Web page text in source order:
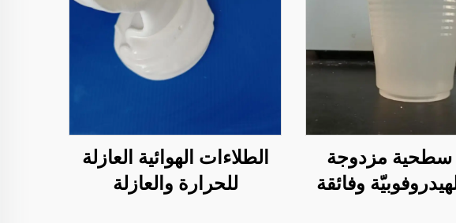
سطحية مزدوجة
وفائقة
الطلاءات الهوائية العازلة
للحرارة والعازلة